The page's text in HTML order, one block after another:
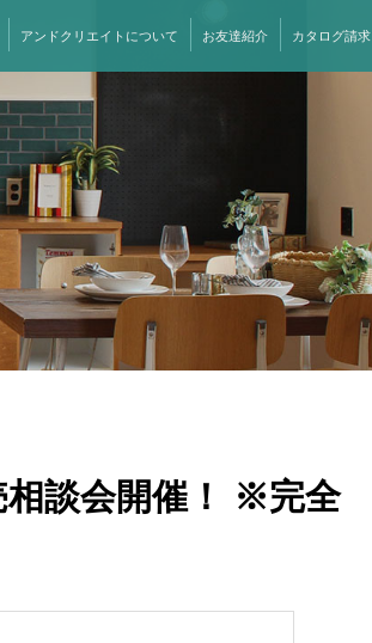
アンドクリエイトについて お友達紹介 カタログ請求
相談会開催！ ※完全